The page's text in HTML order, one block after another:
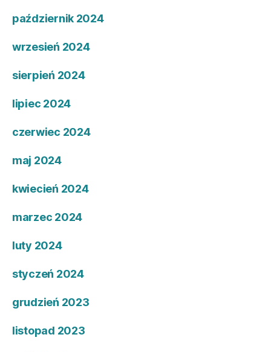
październik 2024
wrzesień 2024
sierpień 2024
lipiec 2024
czerwiec 2024
maj 2024
kwiecień 2024
marzec 2024
luty 2024
styczeń 2024
grudzień 2023
listopad 2023